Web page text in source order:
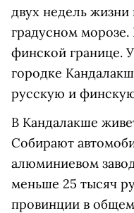
двух недель жизни
градусном
финской границе.
городке
русскую и
В Кандалакше
Собирают
алюминиевом
меньше 25 тысяч
провинции в